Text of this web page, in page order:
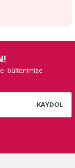
bültenimize
KAYDOL